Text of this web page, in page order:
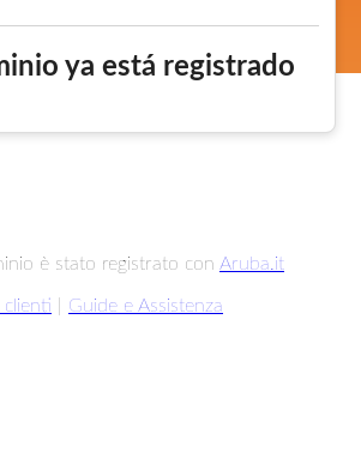
ya está registrado
è stato registrato con Aruba.it
clienti Guide e Assistenza